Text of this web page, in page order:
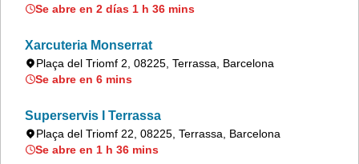
Se abre en 2 días 1 h 36 mins
Xarcuteria Monserrat
Plaça del Triomf 2, 08225, Terrassa, Barcelona
Se abre en 6 mins
Superservis I Terrassa
Plaça del Triomf 22, 08225, Terrassa, Barcelona
Se abre en 1 h 36 mins